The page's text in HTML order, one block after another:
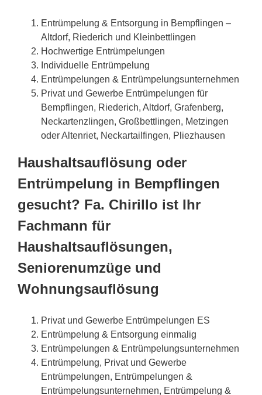
Entrümpelung & Entsorgung in Bempflingen –
Altdorf, Riederich und Kleinbettlingen
Hochwertige Entrümpelungen
Individuelle Entrümpelung
Entrümpelungen & Entrümpelungsunternehmen
Privat und Gewerbe Entrümpelungen für
Bempflingen, Riederich, Altdorf, Grafenberg,
Neckartenzlingen, Großbettlingen, Metzingen
oder Altenriet, Neckartailfingen, Pliezhausen
Haushaltsauflösung oder
Entrümpelung in Bempflingen
gesucht? Fa. Chirillo ist Ihr
Fachmann für
Haushaltsauflösungen,
Seniorenumzüge und
Wohnungsauflösung
Privat und Gewerbe Entrümpelungen ES
Entrümpelung & Entsorgung einmalig
Entrümpelungen & Entrümpelungsunternehmen
Entrümpelung, Privat und Gewerbe
Entrümpelungen, Entrümpelungen &
Entrümpelungsunternehmen, Entrümpelung &